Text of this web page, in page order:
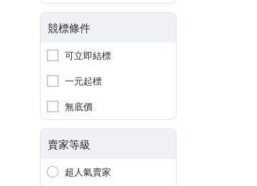
競標條件
可立即結標
一元起標
無底價
賣家等級
超人氣賣家